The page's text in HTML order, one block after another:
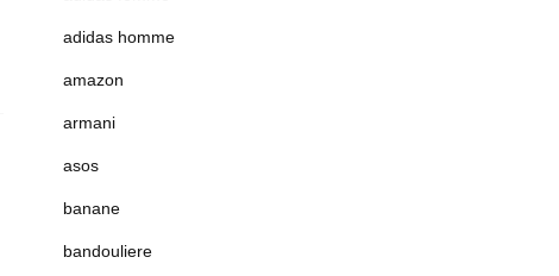
adidas homme
amazon
armani
asos
banane
bandouliere